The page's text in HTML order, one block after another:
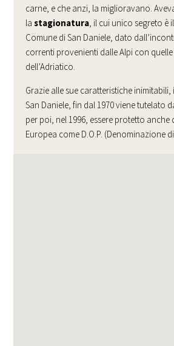
carne, e che anzi, la miglioravano.
lastagionatura , il cui unico segreto è il
Comune di San Daniele, dato
correnti provenienti dalle Alpi con
dell’Adriatico.
Grazie alle sue caratteristiche inimitabili,
San Daniele, fin dal 1970 viene tutelato
per poi, nel 1996, essere protetto anche
Europea come D.O.P. (Denominazione